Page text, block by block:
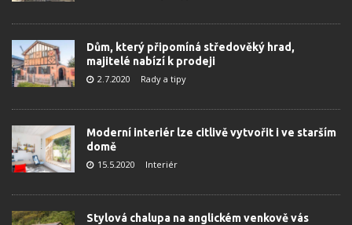
Dům, který připomíná středověký hrad,
majitelé nabízí k prodeji
2.7.2020 Rady a tipy
Moderní interiér lze citlivě vytvořit i ve starším
domě
15.5.2020 Interiér
Stylová chalupa na anglickém venkově vás